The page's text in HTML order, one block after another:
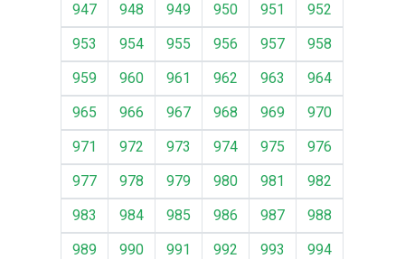
947
948 949 950 951
952
953
954 955 956 957
958
959
960 961 962 963
964
965
966 967 968 969
970
971
972 973 974 975
976
977
978 979 980 981
982
983
984 985 986 987
988
989
990 991 992 993
994